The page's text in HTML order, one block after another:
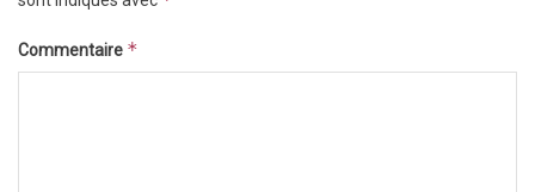
Commentaire *